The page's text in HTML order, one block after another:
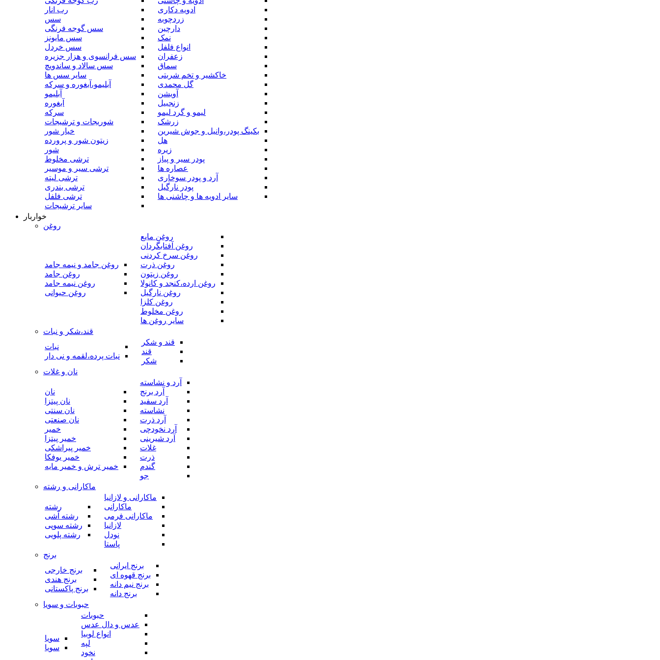
ادویه دکاری
زردچوبه
دارچین
نمک
انواع فلفل
زعفران
سماق
خاکشیر و تخم شربتی
گل محمدی
آویشن
زنجبیل
لیمو و گرد لیمو
زرشک
بکینگ پودر،وانیل و جوش شیرین
هل
زیره
پودر سیر و پیاز
عصاره ها
آرد و پودر سوخاری
پودر نارگیل
سایر ادویه ها و چاشنی ها
رب انار
سس
سس گوجه فرنگی
سس مایونز
سس خردل
سس فرانسوی و هزار جزیره
سس سالاد و ساندویچ
سایر سس ها
آبلیمو،آبغوره و سرکه
آبلیمو
آبغوره
سرکه
شوریجات و ترشیجات
خیار شور
زیتون شور و پرورده
شور
ترشی مخلوط
ترشی سیر و موسیر
ترشی لیته
ترشی بندری
ترشی فلفل
سایر ترشیجات
خواربار
روغن
روغن مایع
روغن آفتابگردان
روغن سرخ کردنی
روغن ذرت
روغن زیتون
روغن ارده،کنجد و کانولا
روغن نارگیل
روغن کلزا
روغن مخلوط
سایر روغن ها
روغن جامد و نیمه جامد
روغن جامد
روغن نیمه جامد
روغن حیوانی
قند،شکر و نبات
قند و شکر
قند
شکر
نبات
نبات پرده،لقمه و نی دار
نان و غلات
آرد و نشاسته
آرد برنج
آرد سفید
نشاسته
آرد ذرت
آرد نخودچی
آرد شیرینی
غلات
ذرت
گندم
جو
نان
نان پیتزا
نان سنتی
نان صنعتی
خمیر
خمیر پیتزا
خمیر پیراشکی
خمیر یوفکا
خمیر ترش و خمیر مایه
ماکارانی و رشته
ماکارانی و لازانیا
ماکارانی
ماکارانی فرمی
لازانیا
نودل
پاستا
رشته
رشته آشی
رشته سوپی
رشته پلویی
برنج
برنج ایرانی
برنج قهوه ای
برنج نیم دانه
برنج دانه
برنج خارجی
برنج هندی
برنج پاکستانی
حبوبات و سویا
حبوبات
عدس و دال عدس
انواع لوبیا
لپه
نخود
سویا
سویا